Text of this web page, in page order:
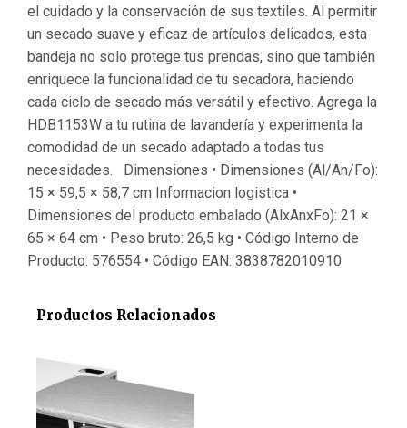
el cuidado y la conservación de sus textiles. Al permitir
un secado suave y eficaz de artículos delicados, esta
bandeja no solo protege tus prendas, sino que también
enriquece la funcionalidad de tu secadora, haciendo
cada ciclo de secado más versátil y efectivo. Agrega la
HDB1153W a tu rutina de lavandería y experimenta la
comodidad de un secado adaptado a todas tus
necesidades. Dimensiones • Dimensiones (Al/An/Fo):
15 × 59,5 × 58,7 cm Informacion logistica •
Dimensiones del producto embalado (AlxAnxFo): 21 ×
65 × 64 cm • Peso bruto: 26,5 kg • Código Interno de
Producto: 576554 • Código EAN: 3838782010910
Productos Relacionados